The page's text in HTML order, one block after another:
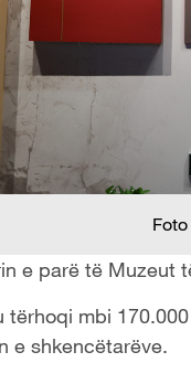
e parë të Muzeut
tërhoqi mbi
e shkencëtarëve.